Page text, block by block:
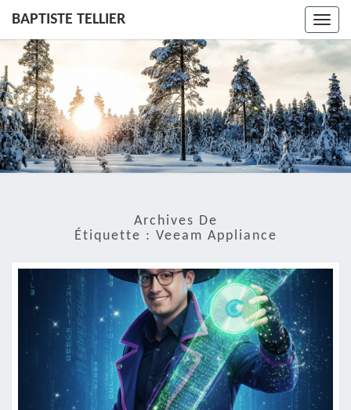
BAPTISTE TELLIER
Archives De
Étiquette : Veeam Appliance